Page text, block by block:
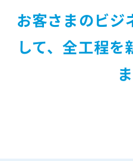
お客さまのビジ
して、全工程を